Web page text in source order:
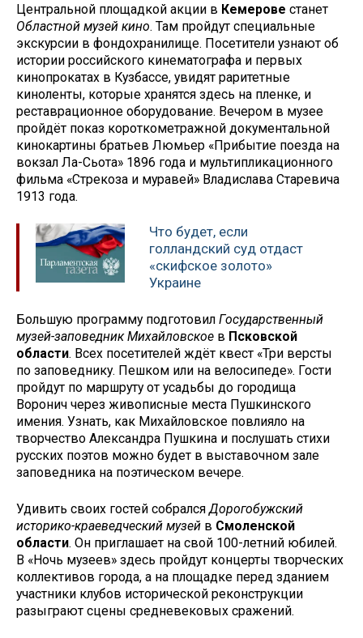
Центральной площадкой акции в Кемерове станет
Областной музей кино. Там пройдут специальные
экскурсии в фондохранилище. Посетители узнают об
истории российского кинематографа и первых
кинопрокатах в Кузбассе, увидят раритетные
киноленты, которые хранятся здесь на пленке, и
реставрационное оборудование. Вечером в музее
пройдёт показ короткометражной документальной
кинокартины братьев Люмьер «Прибытие поезда на
вокзал Ла-Сьота» 1896 года и мультипликационного
фильма «Стрекоза и муравей» Владислава Старевича
1913 года.
Что будет, если
голландский суд отдаст
«скифское золото»
Украине
Большую программу подготовил Государственный
музей-заповедник Михайловское в Псковской
области. Всех посетителей ждёт квест «Три версты
по заповеднику. Пешком или на велосипеде». Гости
пройдут по маршруту от усадьбы до городища
Воронич через живописные места Пушкинского
имения. Узнать, как Михайловское повлияло на
творчество Александра Пушкина и послушать стихи
русских поэтов можно будет в выставочном зале
заповедника на поэтическом вечере.
Удивить своих гостей собралсяДорогобужский
историко-краеведческий музей в Смоленской
области. Он приглашает на свой 100-летний юбилей.
В «Ночь музеев» здесь пройдут концерты творческих
коллективов города, а на площадке перед зданием
участники клубов исторической реконструкции
разыграют сцены средневековых сражений.